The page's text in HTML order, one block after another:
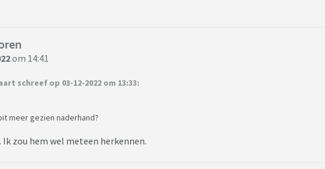
om 14:41
schreef op 03-12-2022 om 13:33:
meer gezien naderhand?
zou hem wel meteen herkennen.